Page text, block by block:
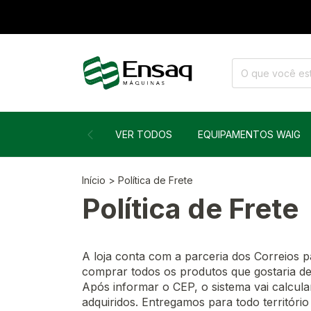
VER TODOS EQUIPAMENTOS WAIG
Início > Política de Frete
Política de Frete
A loja conta com a parceria dos Correios
comprar todos os produtos que gostaria
Após informar o CEP, o sistema vai
adquiridos. Entregamos para todo